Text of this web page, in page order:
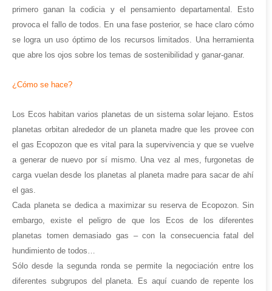
primero ganan la codicia y el pensamiento departamental. Esto
provoca el fallo de todos. En una fase posterior, se hace claro cómo
se logra un uso óptimo de los recursos limitados. Una herramienta
que abre los ojos sobre los temas de sostenibilidad y ganar-ganar.
¿Cómo se hace?
Los Ecos habitan varios planetas de un sistema solar lejano. Estos
planetas orbitan alrededor de un planeta madre que les provee con
el gas Ecopozon que es vital para la supervivencia y que se vuelve
a generar de nuevo por sí mismo. Una vez al mes, furgonetas de
carga vuelan desde los planetas al planeta madre para sacar de ahí
el gas.
Cada planeta se dedica a maximizar su reserva de Ecopozon. Sin
embargo, existe el peligro de que los Ecos de los diferentes
planetas tomen demasiado gas – con la consecuencia fatal del
hundimiento de todos…
Sólo desde la segunda ronda se permite la negociación entre los
diferentes subgrupos del planeta. Es aquí cuando de repente los